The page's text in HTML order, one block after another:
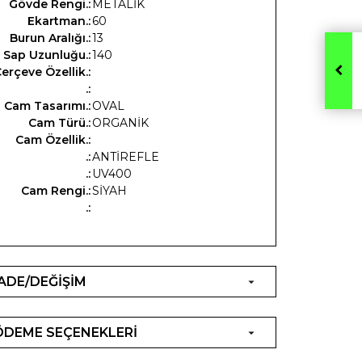
Gövde Rengi.: METALİK
Ekartman.:60
Burun Aralığı.:13
Sap Uzunluğu.:140
Özellik.:
.:
Cam Tasarımı.:OVAL
Cam Türü.:ORGANİK
Cam Özellik.:
.:ANTİREFLE
.:UV400
Cam Rengi.:SİYAH
.:
DEĞİŞİM
SEÇENEKLERİ